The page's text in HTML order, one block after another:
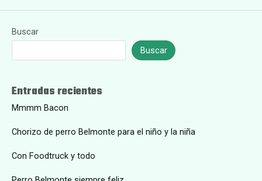
Buscar
Buscar
Entradas recientes
Mmmm Bacon
Chorizo de perro Belmonte para el niño y la niña
Con Foodtruck y todo